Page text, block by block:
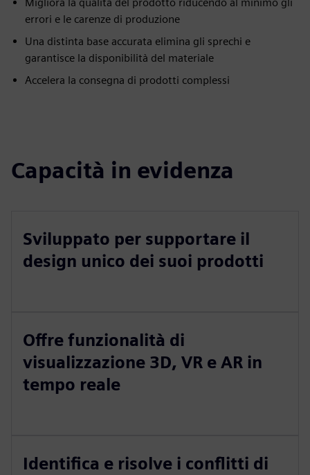
errori e le carenze di produzione
Una distinta base accurata elimina gli sprechi e
garantisce la disponibilità del materiale
Accelera la consegna di prodotti complessi
Capacità in evidenza
Sviluppato per supportare il
design unico dei suoi prodotti
Offre funzionalità di
visualizzazione 3D, VR e AR in
tempo reale
Identifica e risolve i conflitti di